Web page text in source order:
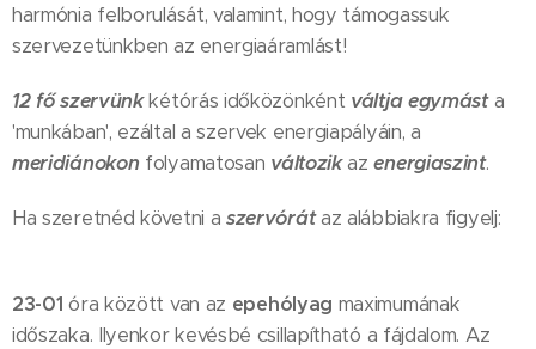
harmónia felborulását, valamint, hogy támogassuk
szervezetünkben az energiaáramlást!
12 fő szervünkkétórás időközönként váltja egymásta
'munkában', ezáltal a szervek energiapályáin, a
meridiánokon folyamatosan változikazenergiaszint.
Ha szeretnéd követni aszervórátaz alábbiakra figyelj:
23-01óra között van az epehólyag maximumának
időszaka. Ilyenkor kevésbé csillapítható a fájdalom. Az